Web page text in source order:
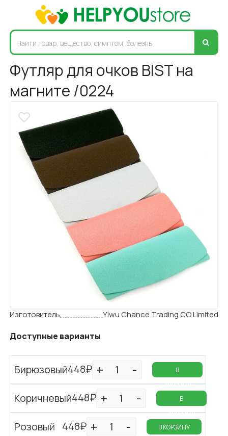
Футляр для очков BIST на
магните /0224
Изготовитель Yiwu Chance Trading CO Limited
Доступные варианты
Бирюзовый448₽
В
КОРЗИНУ
Коричневый448₽
В
КОРЗИНУ
Розовый 448₽ В КОРЗИНУ